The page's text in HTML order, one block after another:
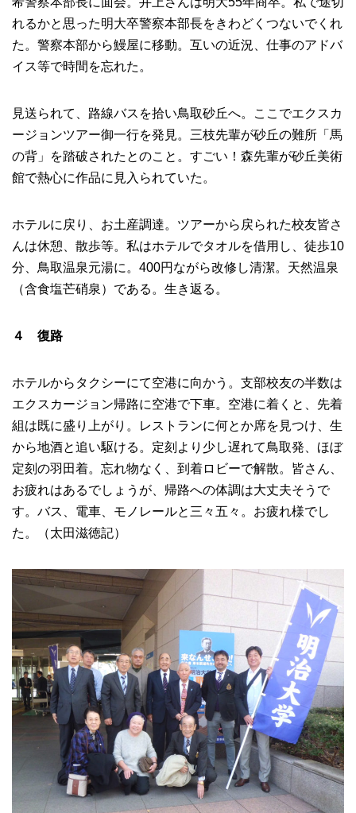
れるかと思った明大卒警察本部長をきわどくつないでくれ
た。警察本部から鰻屋に移動。互いの近況、仕事のアドバ
イス等で時間を忘れた。
見送られて、路線バスを拾い鳥取砂丘へ。ここでエクスカ
ージョンツアー御一行を発見。三枝先輩が砂丘の難所「馬
の背」を踏破されたとのこと。すごい！森先輩が砂丘美術
館で熱心に作品に見入られていた。
ホテルに戻り、お土産調達。ツアーから戻られた校友皆さ
んは休憩、散歩等。私はホテルでタオルを借用し、徒歩10
分、鳥取温泉元湯に。400円ながら改修し清潔。天然温泉
（含食塩芒硝泉）である。生き返る。
４ 復路
ホテルからタクシーにて空港に向かう。支部校友の半数は
エクスカージョン帰路に空港で下車。空港に着くと、先着
組は既に盛り上がり。レストランに何とか席を見つけ、生
から地酒と追い駆ける。定刻より少し遅れて鳥取発、ほぼ
定刻の羽田着。忘れ物なく、到着ロビーで解散。皆さん、
お疲れはあるでしょうが、帰路への体調は大丈夫そうで
す。バス、電車、モノレールと三々五々。お疲れ様でし
た。（太田滋徳記）